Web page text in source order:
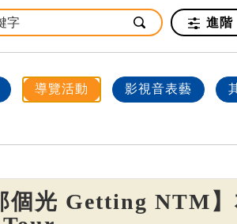
進階
導覽活動 影視音表藝
個光 Getting NTM